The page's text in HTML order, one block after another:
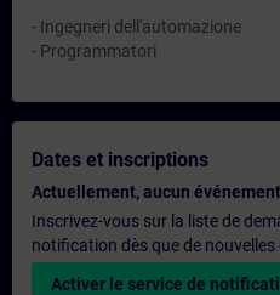
- Ingegneri dell'automazione
- Programmatori
Dates et inscriptions
Actuellement, aucun
Inscrivez-vous sur la liste de
notification dès que de
Activer le service de